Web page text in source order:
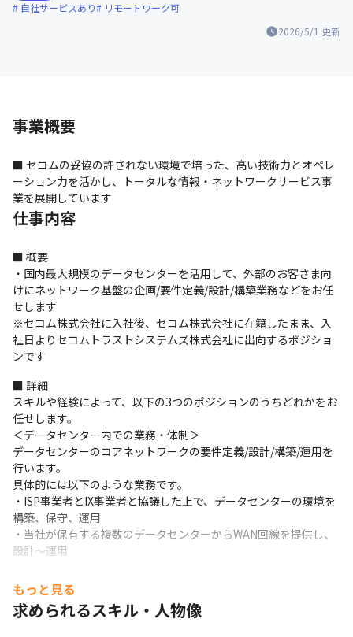
2026/5/1 更新
自社サービスあり
リモートワーク可
事業概要
■ セコムの妥協の許されない環境で培った、高い技術力とオペレ
ーション力を活かし、トータルな情報・ネットワークサービス事
業を展開しています
仕事内容
■ 概要
・国内最大規模のデータセンターを活用して、外部のお客さま向
けにネットワーク基盤の企画/要件定義/設計/構築業務などをお任
せします
※セコム株式会社に入社後、セコム株式会社に在籍したまま、入
社日よりセコムトラストシステムズ株式会社に出向するポジショ
ンです
■ 詳細
スキルや経験によって、以下の3つのポジションのうちどれかをお
任せします。
＜データセンター内での業務・体制＞
データセンターのコアネットワークの要件定義/設計/構築/運用を
行います。
具体的には以下のような業務です。
・ISP事業者とIX事業者と協議した上で、データセンターの環境を
構築、保守、運用
・当社が保有する複数のデータセンターからWAN回線を提供し、
設計～運用
の接続
・各種ネットワーク機器の導入
もっと見る
求められるスキル・人物像